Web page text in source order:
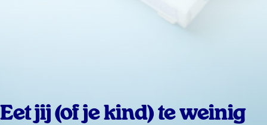
Eet jij (of je kind) te weinig